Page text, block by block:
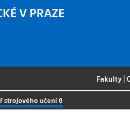
V PRAZE
Fakulty |
strojového učení 8